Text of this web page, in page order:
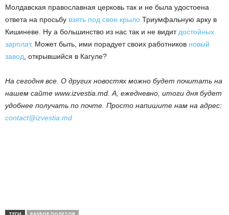
Молдавская православная церковь так и не была удостоена
ответа на просьбу взять под свое крыло Триумфальную арку в
Кишиневе. Ну а большинство из нас так и не видит достойных
зарплат. Может быть, ими порадует своих работников новый
завод , открывшийся в Кагуле?
На сегодня все. О других новостях можно будет почитать на
нашем сайте www.izvestia.md. А, ежедневно, итоги дня будет
удобнее получать по почте. Просто напишите нам на адрес:
contact@izvestia.md